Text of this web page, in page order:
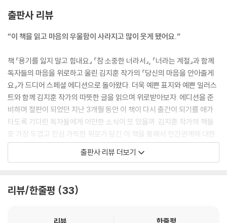
꼭 좋은 일만 있었던 하루도 아니었어요.
나를 속상하게 하는 일도 있었고
답답하고 아프기도 했어요.
하지만 좋았던 일이 없었던 건 아니에요.
아프고 안 좋은 일 사이에서도
사소하게 나를 웃게 하는 일들이 있었고
행복하기에 충분했던 일들도 분명 있었어요.
그러니까 안 좋은 일들 앞에
사소한 일들의 기쁨과 소중함까지 묻어두진 말아요.
우리, 지나간 하루의 마지막은
좋은 것들을 기억하는 것으로 마무리해요.
출판사 리뷰
“이 책을 읽고 마음의 우울함이 사라지고 많이 웃게 됐어요.”
책 『용기를 잃지 말고 힘내요』 『참 소중한 너라서』, 『너라는 계절』과 함께
독자들의 마음을 위로하고 울린 김지훈 작가의 『당신의 마음을 안아줄게
요』가 드디어 스페셜 에디션으로 돌아왔다. 더욱 예쁜 표지와 예쁜 일러스
트와 함께 김지훈 작가의 따뜻한 글을 읽으며 위로받아보자. 에디션을 준
비하며 절판이 되었던 지난 3개월 동안 이 책이 다시 출간이 되기를 애가
타도록 기다린 독자들에게 이만한 소식이 또 있을까. 김지훈 작가의 책들
중 가장 두껍고 진심 가득한 위로가 담긴 이 책을 통해서 인간관계에 대한
고민들과 연인과의 관계, 꿈에 대한 고민들, 이유 없이 공허하고 아픈 지
금, 무의미한 하루에 지쳐가고 있는 나의 마음을 위로받고 더욱 성숙한 내
출판사 리뷰 더보기
리뷰/한줄평 33